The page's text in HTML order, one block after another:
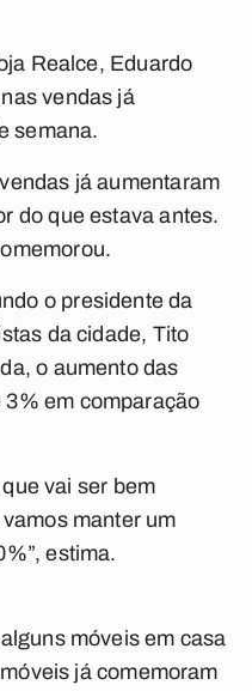
Realce, Eduardo
vendas já
semana.
já aumentaram
do que estava antes.
o presidente da
da cidade, Tito
o aumento das
em comparação
vai ser bem
manter um
estima.
móveis em casa
já comemoram